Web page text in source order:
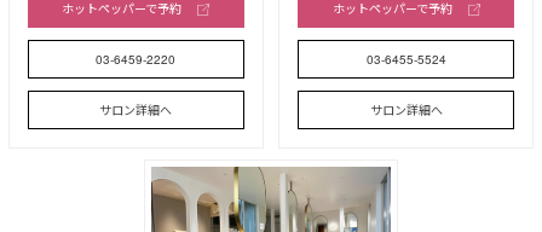
ホットペッパーで予約
03-6459-2220
サロン詳細へ
ホットペッパーで予約
03-6455-5524
サロン詳細へ